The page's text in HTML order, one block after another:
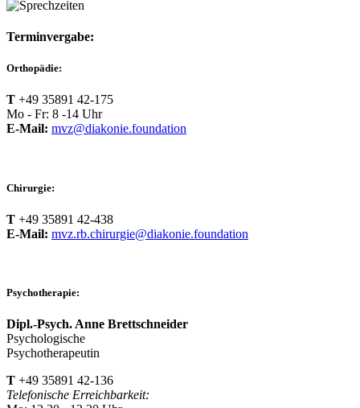
Terminvergabe:
Orthopädie:
T +49 35891 42-175
Mo - Fr: 8 -14 Uhr
E-Mail: mvz@diakonie.foundation
Chirurgie:
T +49 35891 42-438
E-Mail: mvz.rb.chirurgie@diakonie.foundation
Psychotherapie:
Dipl.-Psych. Anne Brettschneider
Psychologische
Psychotherapeutin
T +49 35891 42-136
Telefonische Erreichbarkeit: